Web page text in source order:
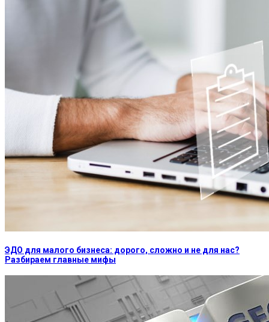
ЭДО для малого бизнеса: дорого, сложно и не для нас?
Разбираем главные мифы